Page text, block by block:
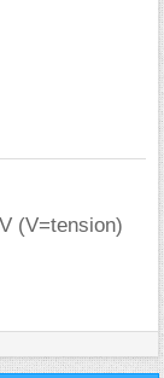
(V=tension)